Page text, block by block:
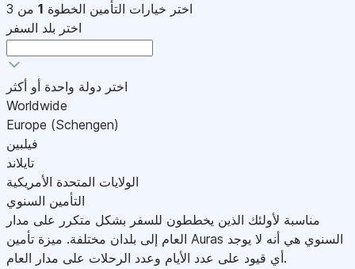
اختر خيارات التأمين الخطوة 1 من 3
اختر بلد السفر
اختر دولة واحدة أو أكثر
Worldwide
Europe (Schengen)
فيلبين
تايلاند
الولايات المتحدة الأمريكية
التأمين السنوي
مناسبة لأولئك الذين يخططون للسفر بشكل متكرر على مدار
العام إلى بلدان مختلفة. ميزة تأمين Auras السنوي هي أنه لا يوجد
أي قيود على عدد الأيام وعدد الرحلات على مدار العام.